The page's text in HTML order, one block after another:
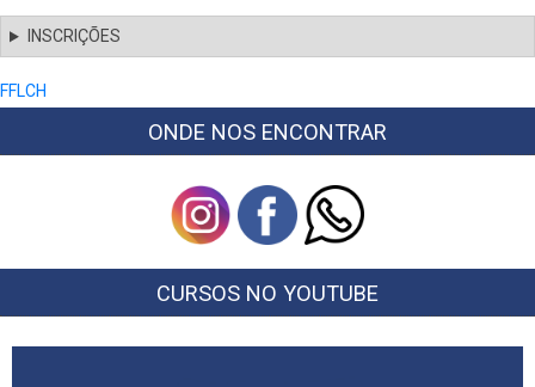
INSCRIÇÕES
FFLCH
ONDE NOS ENCONTRAR
CURSOS NO YOUTUBE